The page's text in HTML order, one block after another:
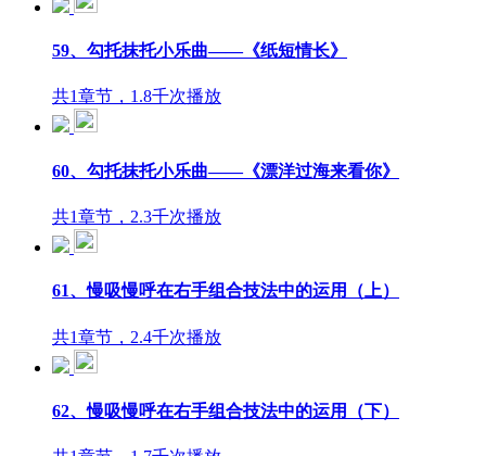
59、勾托抹托小乐曲——《纸短情长》
共1章节，1.8千次播放
60、勾托抹托小乐曲——《漂洋过海来看你》
共1章节，2.3千次播放
61、慢吸慢呼在右手组合技法中的运用（上）
共1章节，2.4千次播放
62、慢吸慢呼在右手组合技法中的运用（下）